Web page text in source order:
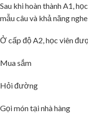
Sau khi hoàn thành A1,
mẫu câu và khả năng nghe
Ở cấp độ A2, học viên
Mua sắm
Hỏi đường
Gọi món tại nhà hàng